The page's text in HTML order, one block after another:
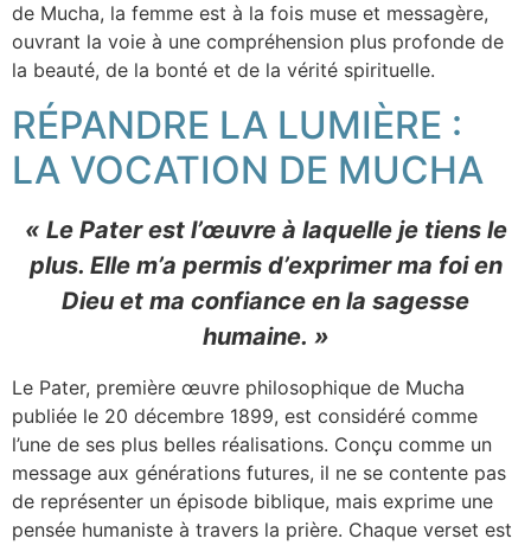
de Mucha, la femme est à la fois muse et messagère,
ouvrant la voie à une compréhension plus profonde de
la beauté, de la bonté et de la vérité spirituelle.
RÉPANDRE LA LUMIÈRE :
LA VOCATION DE MUCHA
« Le Pater est l’œuvre à laquelle je tiens le
plus. Elle m’a permis d’exprimer ma foi en
Dieu et ma confiance en la sagesse
humaine. »
Le Pater, première œuvre philosophique de Mucha
publiée le 20 décembre 1899, est considéré comme
l’une de ses plus belles réalisations. Conçu comme un
message aux générations futures, il ne se contente pas
de représenter un épisode biblique, mais exprime une
pensée humaniste à travers la prière. Chaque verset est